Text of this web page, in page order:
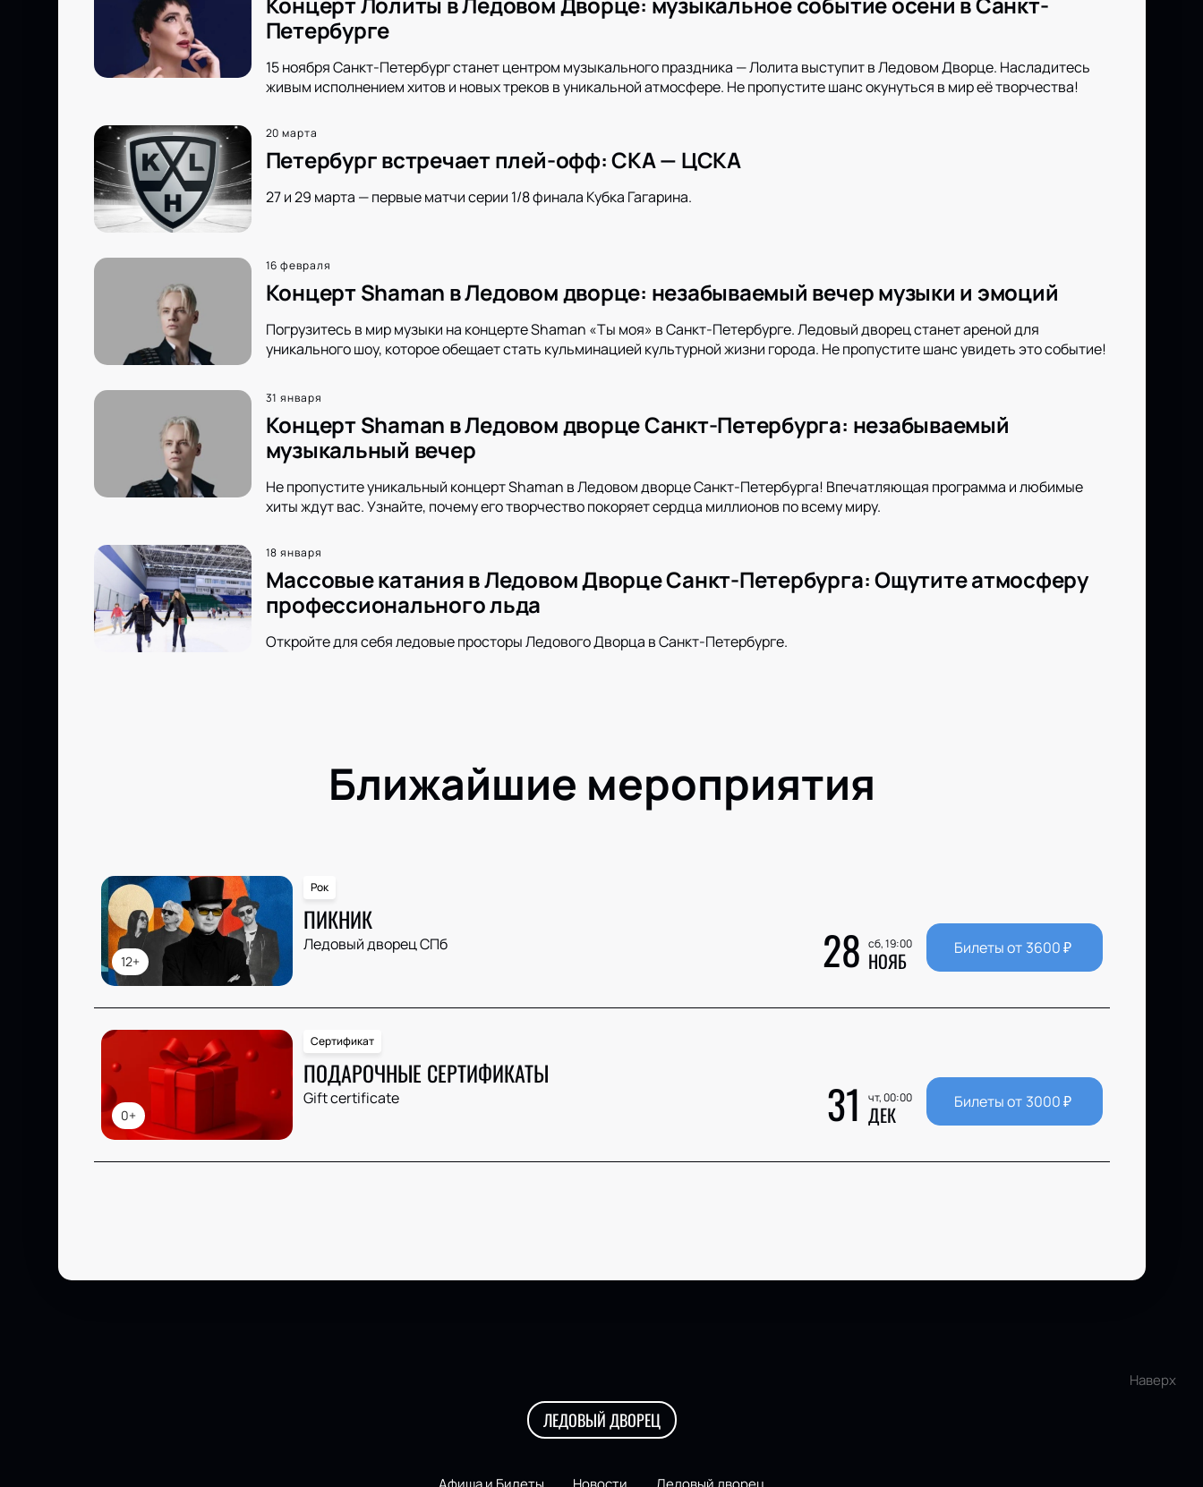
Петербурге
15 ноября Санкт-Петербург станет центром музыкального праздника — Лолита выступит в Ледовом Дворце. Насладитесь
живым исполнением хитов и новых треков в уникальной атмосфере. Не пропустите шанс окунуться в мир её творчества!
20 марта
Петербург встречает плей-офф: СКА — ЦСКА
27 и 29 марта — первые матчи серии 1/8 финала Кубка Гагарина.
16 февраля
Концерт Shaman в Ледовом дворце: незабываемый вечер музыки и эмоций
Погрузитесь в мир музыки на концерте Shaman «Ты моя» в Санкт-Петербурге. Ледовый дворец станет ареной для
уникального шоу, которое обещает стать кульминацией культурной жизни города. Не пропустите шанс увидеть это событие!
31 января
Концерт Shaman в Ледовом дворце Санкт-Петербурга: незабываемый
музыкальный вечер
Не пропустите уникальный концерт Shaman в Ледовом дворце Санкт-Петербурга! Впечатляющая программа и любимые
хиты ждут вас. Узнайте, почему его творчество покоряет сердца миллионов по всему миру.
18 января
Массовые катания в Ледовом Дворце Санкт-Петербурга: Ощутите атмосферу
профессионального льда
Откройте для себя ледовые просторы Ледового Дворца в Санкт-Петербурге.
Ближайшие мероприятия
12+
Рок
ПИКНИК
Ледовый дворец СПб 28 сб, 19:00
НОЯБ Билеты от 3600₽
0+
Сертификат
ПОДАРОЧНЫЕ СЕРТИФИКАТЫ
Gift certificate 31 чт, 00:00
ДЕК Билеты от 3000₽
Наверх
ЛЕДОВЫЙ ДВОРЕЦ